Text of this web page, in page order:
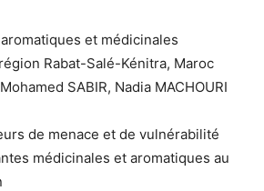
et médicinales
Rabat-Salé-Kénitra, Maroc
SABIR, Nadia MACHOURI
de menace et de vulnérabilité
médicinales et aromatiques au